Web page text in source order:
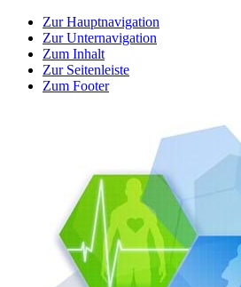
Zur Hauptnavigation
Zur Unternavigation
Zum Inhalt
Zur Seitenleiste
Zum Footer